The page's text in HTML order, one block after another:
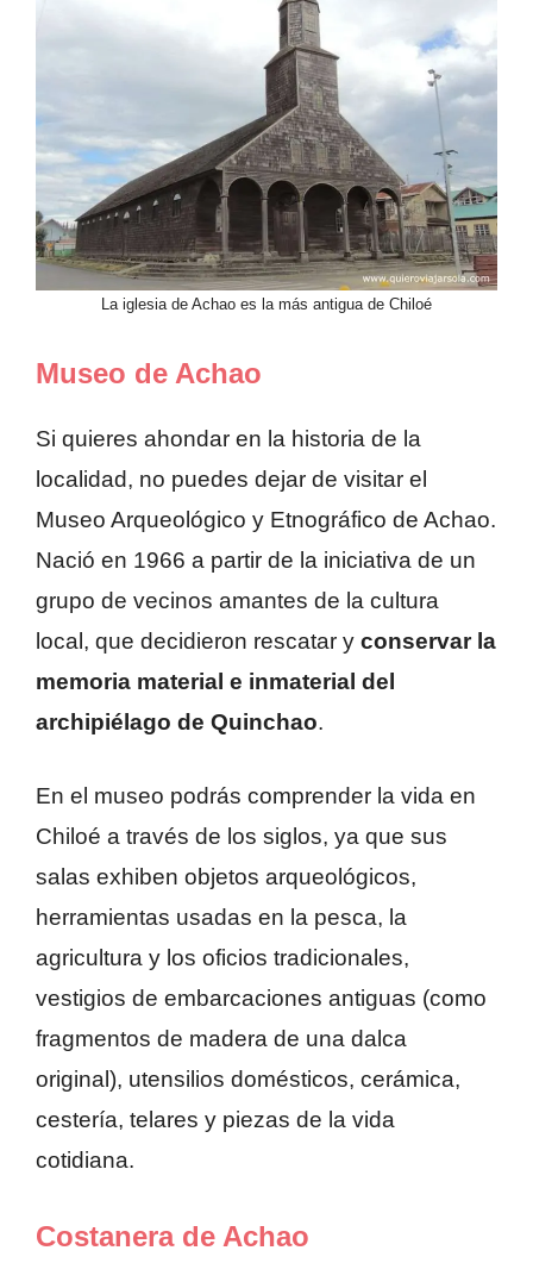
La iglesia de Achao es la más antigua de Chiloé
Museo de Achao
Si quieres ahondar en la historia de la
localidad, no puedes dejar de visitar el
Museo Arqueológico y Etnográfico de Achao.
Nació en 1966 a partir de la iniciativa de un
grupo de vecinos amantes de la cultura
local, que decidieron rescatar y conservar la
memoria material e inmaterial del
archipiélago de Quinchao.
En el museo podrás comprender la vida en
Chiloé a través de los siglos, ya que sus
salas exhiben objetos arqueológicos,
herramientas usadas en la pesca, la
agricultura y los oficios tradicionales,
vestigios de embarcaciones antiguas (como
fragmentos de madera de una dalca
original), utensilios domésticos, cerámica,
cestería, telares y piezas de la vida
cotidiana.
Costanera de Achao